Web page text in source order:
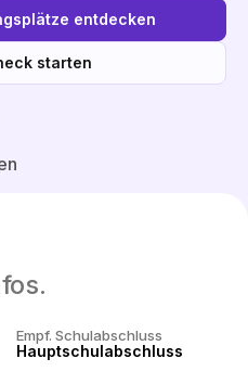
entdecken
starten
Empf. Schulabschluss
Hauptschulabschluss